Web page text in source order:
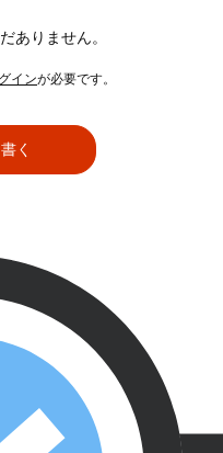
ありません。
インが必要です。
く